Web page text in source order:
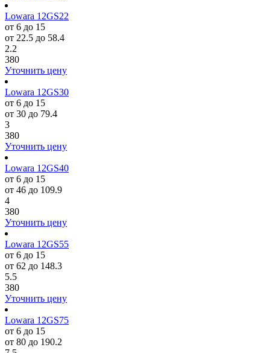
Lowara 12GS22
от 6 до 15
от 22.5 до 58.4
2.2
380
Уточнить цену
Lowara 12GS30
от 6 до 15
от 30 до 79.4
3
380
Уточнить цену
Lowara 12GS40
от 6 до 15
от 46 до 109.9
4
380
Уточнить цену
Lowara 12GS55
от 6 до 15
от 62 до 148.3
5.5
380
Уточнить цену
Lowara 12GS75
от 6 до 15
от 80 до 190.2